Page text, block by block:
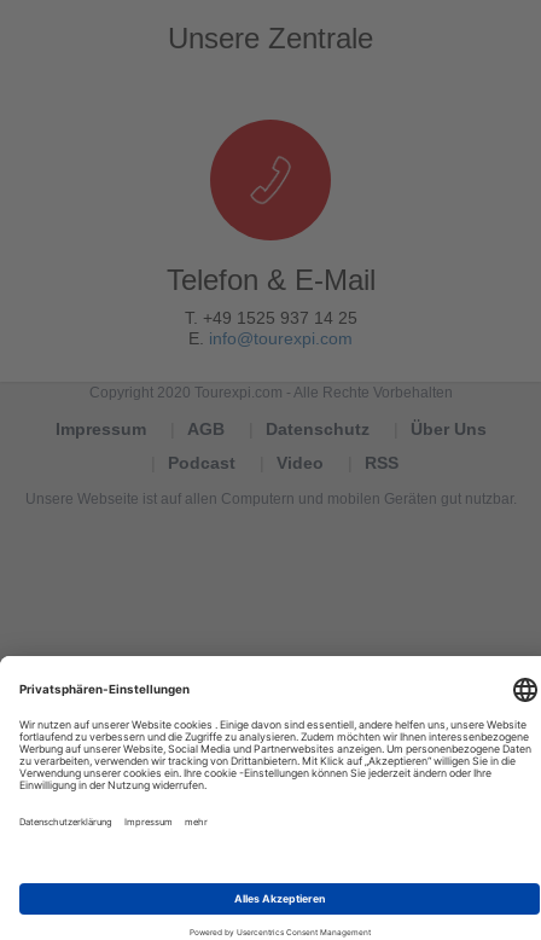
Unsere Zentrale
Telefon & E-Mail
T. +49 1525 937 14 25
E. info@tourexpi.com
Copyright 2020 Tourexpi.com - Alle Rechte Vorbehalten
Impressum AGB Datenschutz
Über Uns
Podcast
Video RSS
Unsere Webseite ist auf allen Computern und mobilen Geräten gut nutzbar.
de
Tourismus
Nachrichten,
новости
news,
international